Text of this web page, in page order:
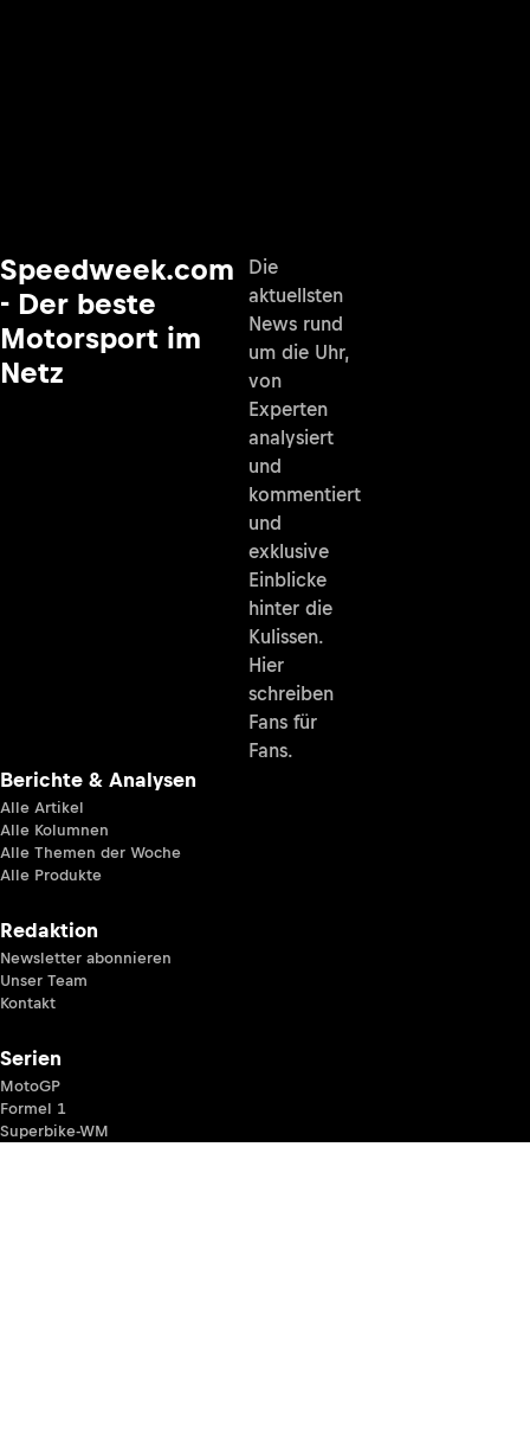
Speedweek.com
- Der beste
Motorsport im
Netz
Die
aktuellsten
News rund
um die Uhr,
von
Experten
analysiert
und
kommentiert
und
exklusive
Einblicke
hinter die
Kulissen.
Hier
schreiben
Fans für
Fans.
Berichte & Analysen
Alle Artikel
Alle Kolumnen
Alle Themen der Woche
Alle Produkte
Redaktion
Newsletter abonnieren
Unser Team
Kontakt
Serien
MotoGP
Formel 1
Superbike-WM